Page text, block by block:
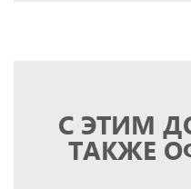
С ЭТИМ
ТАКЖЕ